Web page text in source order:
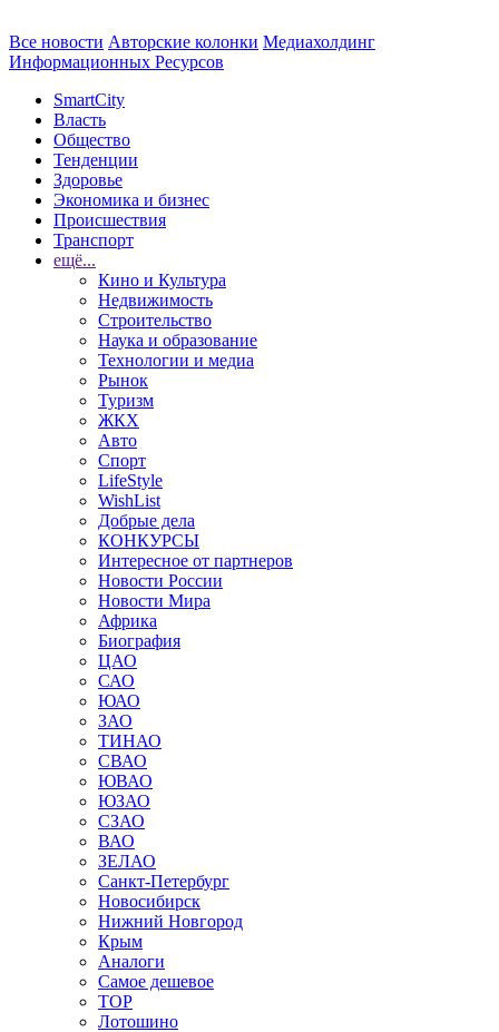
Все новости Авторские колонки Медиахолдинг
Информационных Ресурсов
SmartCity
Власть
Общество
Тенденции
Здоровье
Экономика и бизнес
Происшествия
Транспорт
ещё...
Кино и Культура
Недвижимость
Строительство
Наука и образование
Технологии и медиа
Рынок
Туризм
ЖКХ
Авто
Спорт
LifeStyle
WishList
Добрые дела
КОНКУРСЫ
Интересное от партнеров
Новости России
Новости Мира
Африка
Биография
ЦАО
САО
ЮАО
ЗАО
ТИНАО
СВАО
ЮВАО
ЮЗАО
СЗАО
ВАО
ЗЕЛАО
Санкт-Петербург
Новосибирск
Нижний Новгород
Крым
Аналоги
Самое дешевое
TOP
Лотошино